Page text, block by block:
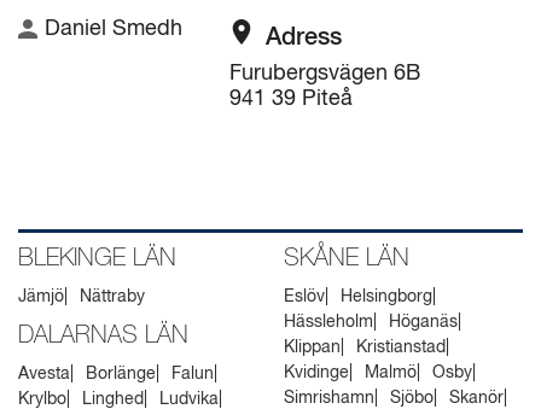
Om Alterna
Daniel Smedh Adress
Furubergsvägen 6B
941 39 Piteå
BLEKINGE LÄN
Jämjö Nättraby
DALARNAS LÄN
Avesta Borlänge
Falun
Krylbo
Linghed
Ludvika
SKÅNE LÄN
Eslöv
Helsingborg
Hässleholm
Höganäs
Klippan
Kristianstad
Kvidinge
Malmö
Osby
Simrishamn
Sjöbo
Skanör